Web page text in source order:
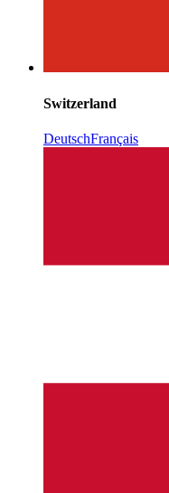
Switzerland
DeutschFrançais